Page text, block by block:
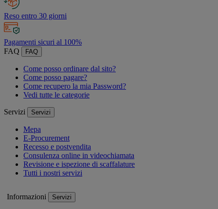
Reso entro 30 giorni
Pagamenti sicuri al 100%
FAQ
FAQ
Come posso ordinare dal sito?
Come posso pagare?
Come recupero la mia Password?
Vedi tutte le categorie
Servizi Servizi
Mepa
E-Procurement
Recesso e postvendita
Consulenza online in videochiamata
Revisione e ispezione di scaffalature
Tutti i nostri servizi
Informazioni Servizi